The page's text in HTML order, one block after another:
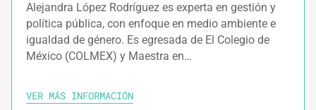
Alejandra López Rodríguez es experta en gestión y
política pública, con enfoque en medio ambiente e
igualdad de género. Es egresada de El Colegio de
México (COLMEX) y Maestra en…
VER MÁS INFORMACIÓN